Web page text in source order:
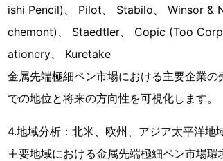
ishi Pencil)、 Pilot、 Stabilo、 Winsor
chemont)、 Staedtler、 Copic (Too
ationery、 Kuretake
金属先端極細ペン市場における主要企業
での地位と将来の方向性を可視化します。
4.地域分析：北米、欧州、アジア太平洋地
主要地域における金属先端極細ペン市場